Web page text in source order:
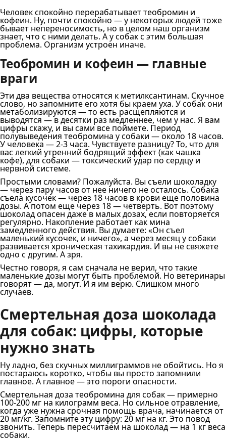
Человек спокойно перерабатывает теобромин и
кофеин. Ну, почти спокойно — у некоторых людей тоже
бывает непереносимость, но в целом наш организм
знает, что с ними делать. А у собак с этим большая
проблема. Организм устроен иначе.
Теобромин и кофеин — главные
враги
Эти два вещества относятся к метилксантинам. Скучное
слово, но запомните его хотя бы краем уха. У собак они
метаболизируются — то есть расщепляются и
выводятся — в десятки раз медленнее, чем у нас. Я вам
цифры скажу, и вы сами все поймете. Период
полувыведения теобромина у собаки — около 18 часов.
У человека — 2-3 часа. Чувствуете разницу? То, что для
вас легкий утренний бодрящий эффект (как чашка
кофе), для собаки — токсический удар по сердцу и
нервной системе.
Простыми словами? Пожалуйста. Вы съели шоколадку
— через пару часов от нее ничего не осталось. Собака
съела кусочек — через 18 часов в крови еще половина
дозы. А потом еще через 18 — четверть. Вот поэтому
шоколад опасен даже в малых дозах, если повторяется
регулярно. Накопление работает как мина
замедленного действия. Вы думаете: «Он съел
маленький кусочек, и ничего», а через месяц у собаки
развивается хроническая тахикардия. И вы не свяжете
одно с другим. А зря.
Честно говоря, я сам сначала не верил, что такие
маленькие дозы могут быть проблемой. Но ветеринары
говорят — да, могут. И я им верю. Слишком много
случаев.
Смертельная доза шоколада
для собак: цифры, которые
нужно знать
Ну ладно, без скучных миллиграммов не обойтись. Но я
постараюсь коротко, чтобы вы просто запомнили
главное. А главное — это пороги опасности.
Смертельная доза теобромина для собак — примерно
100-200 мг на килограмм веса. Но сильное отравление,
когда уже нужна срочная помощь врача, начинается от
20 мг/кг. Запомните эту цифру: 20 мг на кг. Это повод
звонить. Теперь пересчитаем на шоколад — на 1 кг веса
собаки.